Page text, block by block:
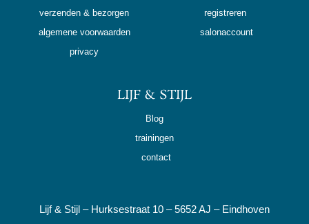
verzenden & bezorgen
algemene voorwaarden
privacy
registreren
salonaccount
LIJF & STIJL
Blog
trainingen
contact
Lijf & Stijl – Hurksestraat 10 – 5652 AJ – Eindhoven